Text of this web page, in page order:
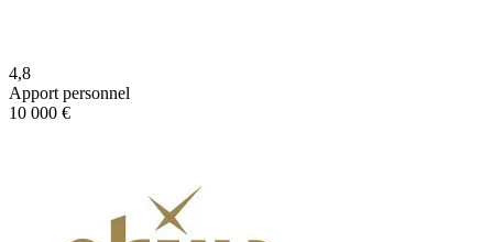
4,8
Apport personnel
10 000 €